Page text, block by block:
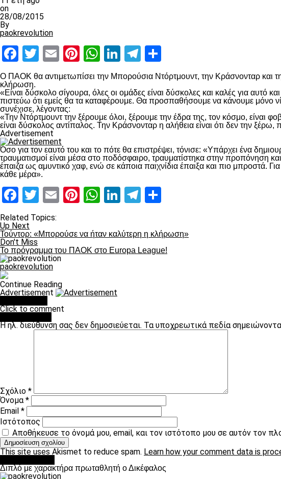
on
28/08/2015
By
paokrevolution
Facebook
Twitter
EmailPinterest
WhatsApp
LinkedIn
Telegram
Ο ΠΑΟΚ θα αντιμετωπίσει την Μπορούσια Ντόρτμουντ, την Κράσνονταρ και
κλήρωση.
«Είναι δύσκολο σίγουρα, όλες οι ομάδες είναι δύσκολες και καλές για αυτό
πιστεύω ότι εμείς θα τα καταφέρουμε. Θα προσπαθήσουμε να κάνουμε μόνο
συνέχισε, λέγοντας:
«Την Ντόρτμουντ την ξέρουμε όλοι, ξέρουμε την έδρα της, τον κόσμο, είναι
είναι δύσκολος αντίπαλος. Την Κράσνονταρ η αλήθεια είναι ότι δεν την
Advertisement
Όσο για τον εαυτό του και το πότε θα επιστρέψει, τόνισε: «Υπάρχει ένα
τραυματισμοί είναι μέσα στο ποδόσφαιρο, τραυματίστηκα στην προπόνηση
έπαιζα ως αμυντικό χαφ, ενώ σε κάποια παιχνίδια έπαιξα και πιο μπροστά.
κάθε μέρα».
Facebook
Twitter
EmailPinterest
WhatsApp
LinkedIn
Telegram
Related Topics:
Up Next
Τούντορ: «Μπορούσε να ήταν καλύτερη η κλήρωση»
Don't Miss
Το πρόγραμμα του ΠΑΟΚ στο Europa League!
paokrevolution
Continue Reading
Advertisement
Click to comment
Η ηλ. διεύθυνση σας δεν δημοσιεύεται. Τα υποχρεωτικά πεδία
Σχόλιο *
Όνομα*
Email *
Ιστότοπος
Αποθήκευσε το όνομά μου, email, και τον ιστότοπο μου σε αυτόν τον
This site uses Akismet to reduce spam. Learn how your comment data is
Διπλό με χαρακτήρα πρωταθλητή ο Δικέφαλος